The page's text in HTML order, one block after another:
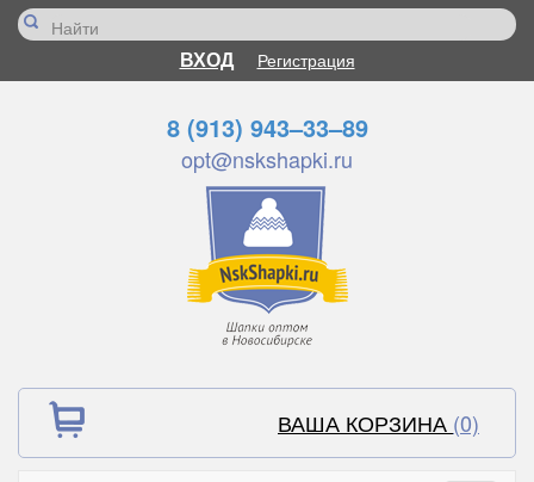
ВХОД Регистрация
8 (913) 943–33–89
opt@nskshapki.ru
ВАША КОРЗИНА (0)